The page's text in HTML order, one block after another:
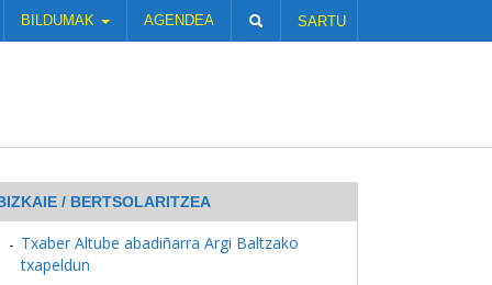
BILDUMAK AGENDEA SARTU
/ BERTSOLARITZEA
Txaber Altube abadiñarra Argi Baltzako
txapeldun